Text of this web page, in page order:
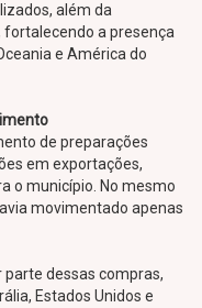
além da
a presença
e América do
de preparações
em exportações,
o município. No mesmo
movimentado apenas
parte dessas compras,
Estados Unidos e